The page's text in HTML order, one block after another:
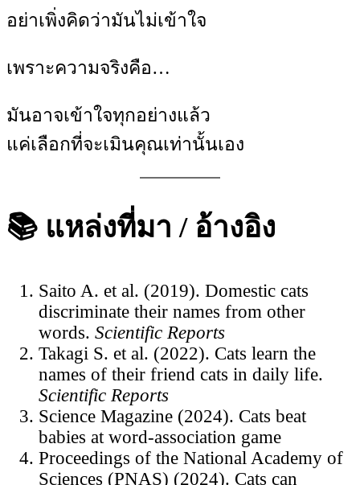
อย่าเพิ่งคิดว่ามันไม่เข้าใจ
เพราะความจริงคือ…
มันอาจเข้าใจทุกอย่างแล้ว
แค่เลือกที่จะเมินคุณเท่านั้นเอง
📚 แหล่งที่มา / อ้างอิง
Saito A. et al. (2019). Domestic cats
discriminate their names from other
words. Scientific Reports
Takagi S. et al. (2022). Cats learn the
names of their friend cats in daily life.
Scientific Reports
Science Magazine (2024). Cats beat
babies at word-association game
Proceedings of the National Academy of
Sciences (PNAS) (2024). Cats can